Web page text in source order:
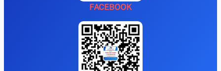
FACEBOOK